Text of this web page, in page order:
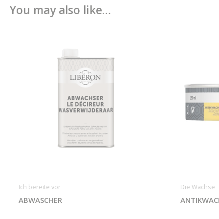
You may also like…
Ich bereite vor
ABWASCHER
Die Wachse